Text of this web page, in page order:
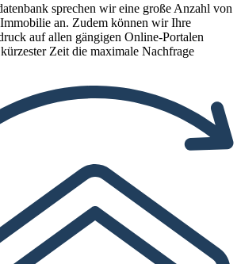
sprechen wir eine große Anzahl von
an. Zudem können wir Ihre
auf allen gängigen Online-Portalen
Zeit die maximale Nachfrage